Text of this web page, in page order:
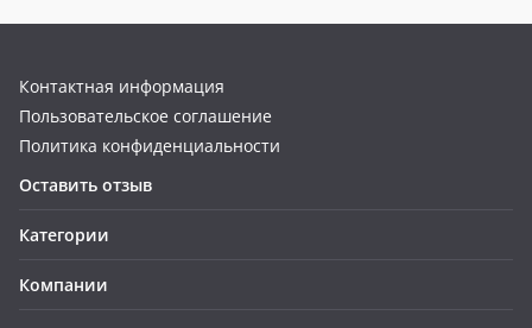
Контактная информация
Пользовательское соглашение
Политика конфиденциальности
Оставить отзыв
Категории
Компании